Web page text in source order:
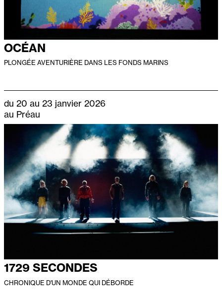
OCÉAN
PLONGÉE AVENTURIÈRE DANS LES FONDS MARINS
du 20 au 23 janvier 2026
au Préau
1729 SECONDES
CHRONIQUE D'UN MONDE QUI DÉBORDE